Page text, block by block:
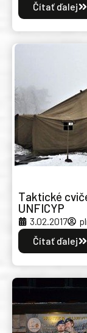
Čítať ďalej
Taktické
UNFICYP
3.02.2017
Čítať ďalej